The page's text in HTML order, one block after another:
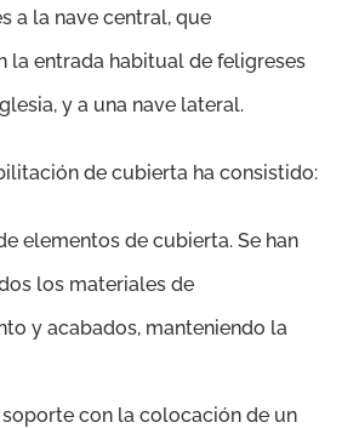
NOTICIAS
a la nave central, que
la entrada habitual de feligreses
y a una nave lateral.
de cubierta ha consistido:
elementos de cubierta. Se han
los materiales de
y acabados, manteniendo la
con la colocación de un